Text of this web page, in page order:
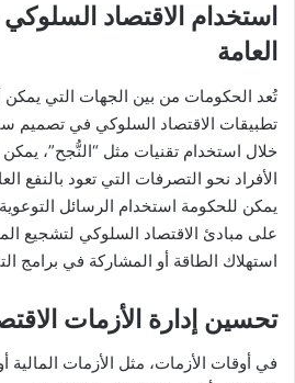
استخدام الاقتصاد
العامة
تُعد الحكومات من بين الجهات التي
تطبيقات الاقتصاد السلوكي في تصميم
خلال استخدام تقنيات مثل “النُّجح”،
الأفراد نحو التصرفات التي تعود بالنفع
يمكن للحكومة استخدام الرسائل
على مبادئ الاقتصاد السلوكي لتشجيع
استهلاك الطاقة أو المشاركة في برامج
تحسين إدارة الأزمات
في أوقات الأزمات، مثل الأزمات المالية